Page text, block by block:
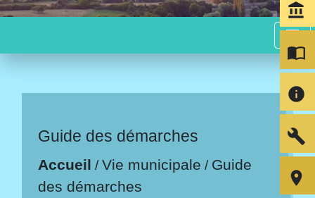
menu
Guide des démarches
Accueil /Vie municipale / Guide
des démarches
account_balance
import_contacts
info
build
room